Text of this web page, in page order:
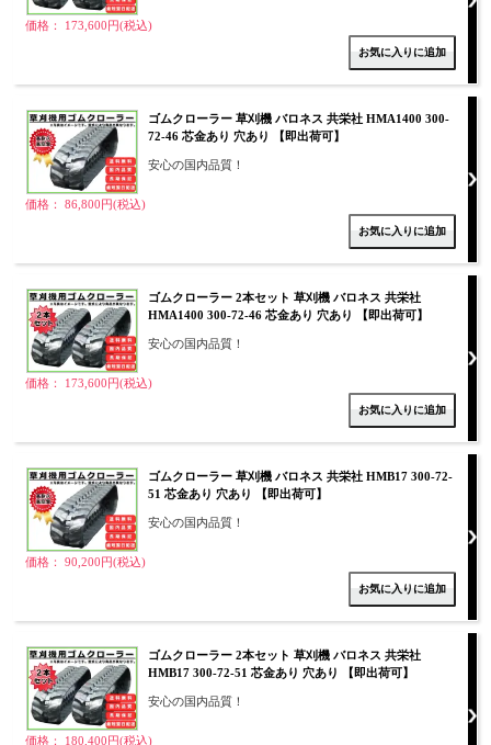
価格： 173,600円(税込)
ゴムクローラー 草刈機 バロネス 共栄社 HMA1400 300-
72-46 芯金あり 穴あり 【即出荷可】
安心の国内品質！
価格： 86,800円(税込)
ゴムクローラー 2本セット 草刈機 バロネス 共栄社
HMA1400 300-72-46 芯金あり 穴あり 【即出荷可】
安心の国内品質！
価格： 173,600円(税込)
ゴムクローラー 草刈機 バロネス 共栄社 HMB17 300-72-
51 芯金あり 穴あり 【即出荷可】
安心の国内品質！
価格： 90,200円(税込)
ゴムクローラー 2本セット 草刈機 バロネス 共栄社
HMB17 300-72-51 芯金あり 穴あり 【即出荷可】
安心の国内品質！
価格： 180,400円(税込)